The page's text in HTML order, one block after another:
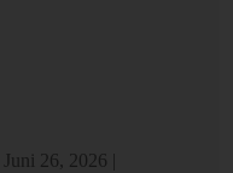
Juni 26, 2026